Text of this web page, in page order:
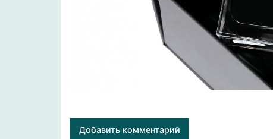
Добавить комментарий